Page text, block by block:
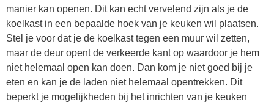
manier kan openen. Dit kan echt vervelend zijn als je de
koelkast in een bepaalde hoek van je keuken wil plaatsen.
Stel je voor dat je de koelkast tegen een muur wil zetten,
maar de deur opent de verkeerde kant op waardoor je hem
niet helemaal open kan doen. Dan kom je niet goed bij je
eten en kan je de laden niet helemaal opentrekken. Dit
beperkt je mogelijkheden bij het inrichten van je keuken